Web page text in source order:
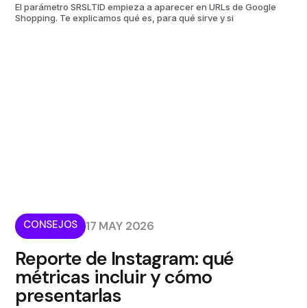
El parámetro SRSLTID empieza a aparecer en URLs de Google
Shopping. Te explicamos qué es, para qué sirve y si
CONSEJOS 17 MAY 2026
Reporte de Instagram: qué
métricas incluir y cómo
presentarlas